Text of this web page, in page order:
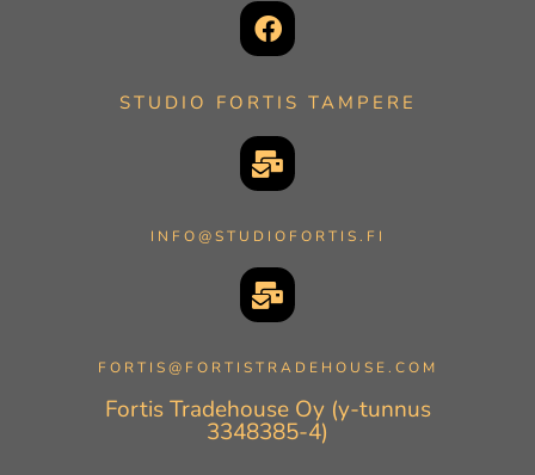
STUDIO FORTIS TAMPERE
INFO@STUDIOFORTIS.FI
FORTIS@FORTISTRADEHOUSE.COM
Fortis Tradehouse Oy (y-tunnus
3348385-4)